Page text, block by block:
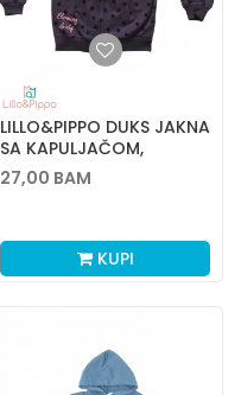
LILLO&PIPPO DUKS JAKNA
SA KAPULJAČOM,
DJEVOJČICE
27,00 BAM
KUPI